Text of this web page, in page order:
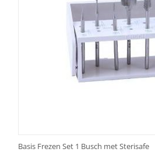
Basis Frezen Set 1 Busch met Sterisafe